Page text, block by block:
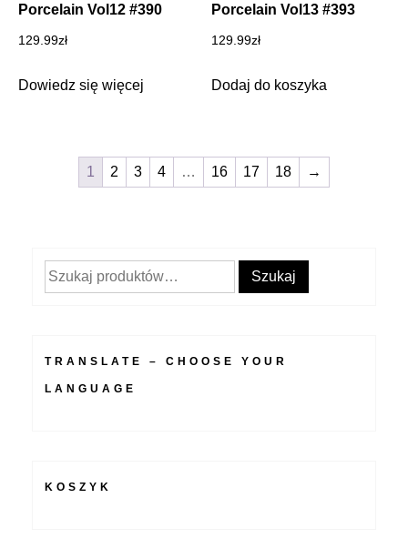
Porcelain Vol12 #390
129.99zł
Dowiedz się więcej
Porcelain Vol13 #393
129.99zł
Dodaj do koszyka
1 2 3 4 … 16 17 18 →
Szukaj: Szukaj
TRANSLATE – CHOOSE YOUR
LANGUAGE
KOSZYK